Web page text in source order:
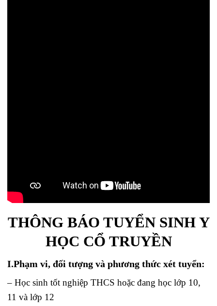
THÔNG BÁO TUYỂN SINH Y
HỌC CỔ TRUYỀN
I.Phạm vi, đối tượng và phương thức xét tuyển:
– Học sinh tốt nghiệp THCS hoặc đang học lớp 10,
11 và lớp 12